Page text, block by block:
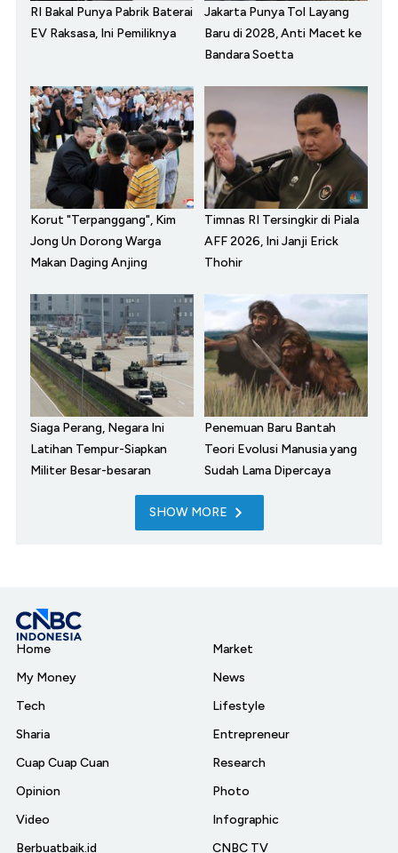
RI Bakal Punya Pabrik Baterai
EV Raksasa, Ini Pemiliknya
Jakarta Punya Tol Layang
Baru di 2028, Anti Macet ke
Bandara Soetta
Korut "Terpanggang", Kim
Jong Un Dorong Warga
Makan Daging Anjing
Timnas RI Tersingkir di Piala
AFF 2026, Ini Janji Erick
Thohir
Siaga Perang, Negara Ini
Latihan Tempur-Siapkan
Militer Besar-besaran
Penemuan Baru Bantah
Teori Evolusi Manusia yang
Sudah Lama Dipercaya
SHOW MORE
Home
My Money
Tech
Sharia
Cuap Cuap Cuan
Opinion
Video
Berbuatbaik.id
Market
News
Lifestyle
Entrepreneur
Research
Photo
Infographic
CNBC TV